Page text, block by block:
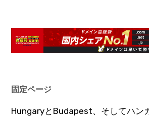
固定ページ
HungaryとBudapest、そしてハン